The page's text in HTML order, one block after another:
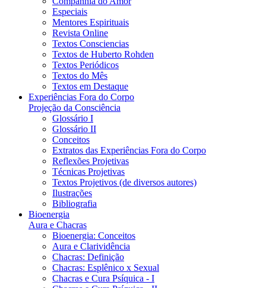
Especiais
Mentores Espirituais
Revista Online
Textos Consciencias
Textos de Huberto Rohden
Textos Periódicos
Textos do Mês
Textos em Destaque
Experiências Fora do Corpo
Projeção da Consciência
Glossário I
Glossário II
Conceitos
Extratos das Experiências Fora do Corpo
Reflexões Projetivas
Técnicas Projetivas
Textos Projetivos (de diversos autores)
Ilustrações
Bibliografia
Bioenergia
Aura e Chacras
Bioenergia: Conceitos
Aura e Clarividência
Chacras: Definição
Chacras: Esplênico x Sexual
Chacras e Cura Psíquica - I